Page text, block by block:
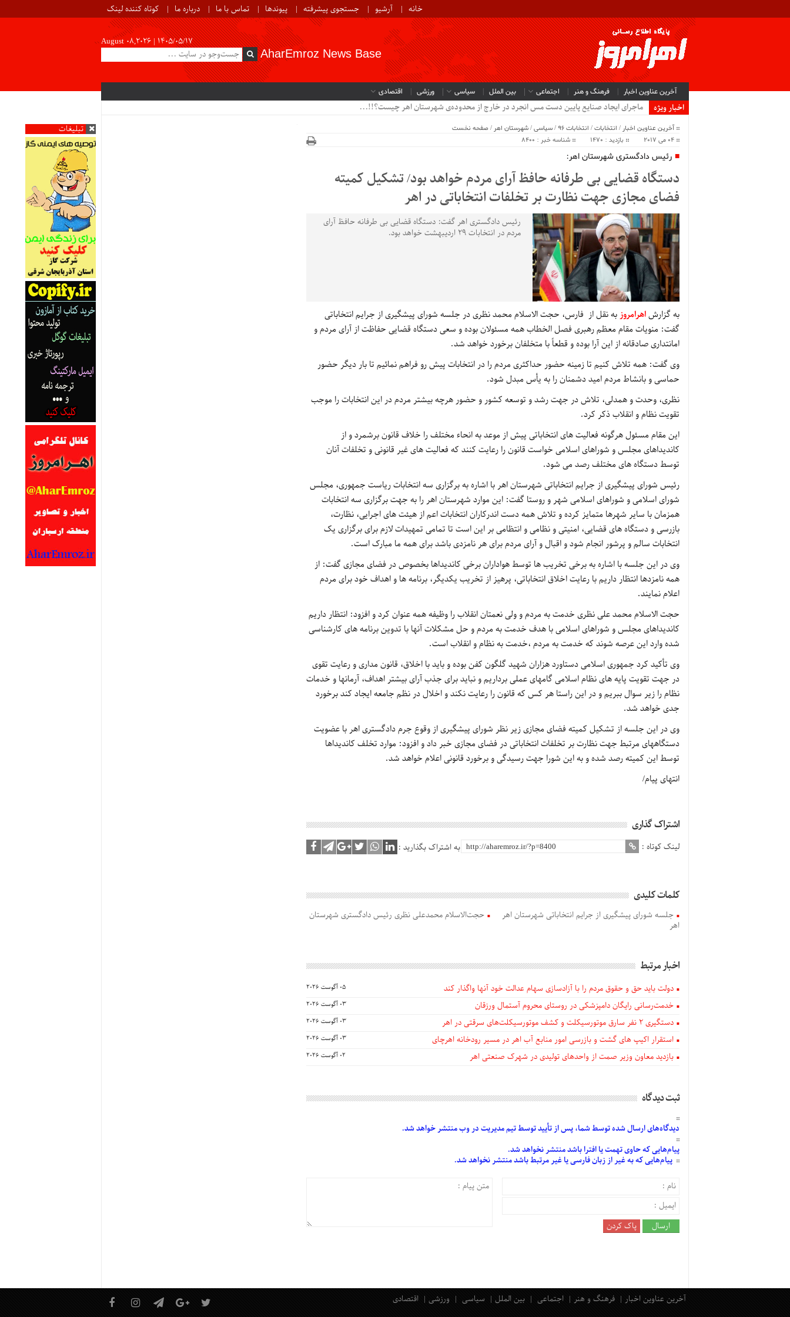
خانه آرشیو جستجوی پیشرفته پیوندها تماس با ما درباره ما کوتاه کننده لینک
August 08,2026 | ۱۴۰۵/۰۵/۱۷
AharEmroz News Base
آخرین عناوین اخبار فرهنگ و هنر اجتماعی بین الملل سیاسی ورزشی اقتصادی
اخبار ویژه
.
تبلیغات
آخرین عناوین اخبار / انتخابات/ انتخابات 96 /سیاسی/شهرستان اهر /صفحه نخست
04 می 2017
بازدید : 1470 شناسه خبر : 8400
رئیس دادگستری شهرستان اهر:
دستگاه قضایی بی طرفانه حافظ آرای مردم خواهد بود/ تشکیل کمیته
فضای مجازی جهت نظارت بر تخلفات انتخاباتی در اهر
رئیس دادگستری اهر گفت: دستگاه قضایی بی طرفانه حافظ آرای
مردم در انتخابات 29 اردیبهشت خواهد بود.
به گزارشاهرامروز به نقل از فارس، حجت الاسلام محمد نظری در جلسه شورای پیشگیری از جرایم انتخاباتی
گفت: منویات مقام معظم رهبری فصل الخطاب همه مسئولان بوده و سعی دستگاه قضایی حفاظت از آرای مردم و
امانتداری صادقانه از این آرا بوده و قطعاً با متخلفان برخورد خواهد شد.
وی گفت: همه تلاش کنیم تا زمینه حضور حداکثری مردم را در انتخابات پیش رو فراهم نمائیم تا بار دیگر حضور
حماسی و بانشاط مردم امید دشمنان را به یأس مبدل شود.
نظری، وحدت و همدلی، تلاش در جهت رشد و توسعه کشور و حضور هرچه بیشتر مردم در این انتخابات را موجب
تقویت نظام و انقلاب ذکر کرد.
این مقام مسئول هرگونه فعالیت های انتخاباتی پیش از موعد به انحاء مختلف را خلاف قانون برشمرد و از
کاندیداهای مجلس و شوراهای اسلامی خواست قانون را رعایت کنند که فعالیت های غیر قانونی و تخلفات آنان
توسط دستگاه های مختلف رصد می شود.
رئیس شورای پیشگیری از جرایم انتخاباتی شهرستان اهر با اشاره به برگزاری سه انتخابات ریاست جمهوری، مجلس
شورای اسلامی و شوراهای اسلامی شهر و روستا گفت: این موارد شهرستان اهر را به جهت برگزاری سه انتخابات
همزمان با سایر شهرها متمایز کرده و تلاش همه دست اندرکاران انتخابات اعم از هیئت های اجرایی، نظارت،
بازرسی و دستگاه های قضایی، امنیتی و نظامی و انتظامی بر این است تا تمامی تمهیدات لازم برای برگزاری یک
انتخابات سالم و پرشور انجام شود و اقبال و آرای مردم برای هر نامزدی باشد برای همه ما مبارک است.
وی در این جلسه با اشاره به برخی تخریب ها توسط هواداران برخی کاندیداها بخصوص در فضای مجازی گفت: از
همه نامزدها انتظار داریم با رعایت اخلاق انتخاباتی، پرهیز از تخریب یکدیگر، برنامه ها و اهداف خود برای مردم
اعلام نمایند.
حجت الاسلام محمد علی نظری خدمت به مردم و ولی نعمتان انقلاب را وظیفه همه عنوان کرد و افزود: انتظار داریم
کاندیداهای مجلس و شوراهای اسلامی با هدف خدمت به مردم و حل مشکلات آنها با تدوین برنامه های کارشناسی
شده وارد این عرصه شوند که خدمت به مردم ،خدمت به نظام و انقلاب است.
وی تأکید کرد جمهوری اسلامی دستاورد هزاران شهید گلگون کفن بوده و باید با اخلاق، قانون مداری و رعایت تقوی
در جهت تقویت پایه های نظام اسلامی گامهای عملی برداریم و نباید برای جذب آرای بیشتر اهداف، آرمانها و خدمات
نظام را زیر سوال ببریم و در این راستا هر کس که قانون را رعایت نکند و اخلال در نظم جامعه ایجاد کند برخورد
جدی خواهد شد.
وی در این جلسه از تشکیل کمیته فضای مجازی زیر نظر شورای پیشگیری از وقوع جرم دادگستری اهر با عضویت
دستگاههای مرتبط جهت نظارت بر تخلفات انتخاباتی در فضای مجازی خبر داد و افزود: موارد تخلف کاندیداها
توسط این کمیته رصد شده و به این شورا جهت رسیدگی و برخورد قانونی اعلام خواهد شد.
انتهای پیام/
اشتراک گذاری
لینک کوتاه : به اشتراک بگذارید :
کلمات کلیدی
جلسه شورای پیشگیری از جرایم انتخاباتی شهرستان اهر
حجت‌الاسلام محمدعلی نظری رئیس دادگستری شهرستان
اهر
اخبار مرتبط
دولت باید حق و حقوق مردم را با آزادسازی سهام عدالت خود آنها واگذار کند 05 آگوست 2026
خدمت‌رسانی رایگان دامپزشکی در روستای محروم آستمال ورزقان 03 آگوست 2026
دستگيری ۲ نفر سارق موتورسیکلت و کشف موتورسیکلت‌های سرقتی در اهر 03 آگوست 2026
استقرار اکیپ های گشت و بازرسی امور منابع آب اهر در مسیر رودخانه اهرچای 03 آگوست 2026
بازدید معاون وزیر صمت از واحدهای تولیدی در شهرک صنعتی اهر 02 آگوست 2026
ثبت دیدگاه
دیدگاه‌هایارسالشدهتوسط شما، پس از تأییدتوسط تیم مدیریت در وب منتشر خواهد شد.
پیام‌هاییکه حاوی تهمت یا افترا باشد منتشر نخواهد شد.
پیام‌هاییکه به غیر از زبان فارسی یا غیر مرتبط باشد منتشر نخواهد شد.
آخرین عناوین اخبار فرهنگ و هنر اجتماعی بین الملل سیاسی ورزشی اقتصادی